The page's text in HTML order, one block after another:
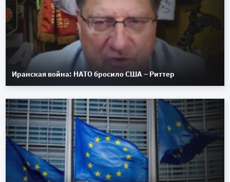
Иранская война: НАТО бросило США – Риттер